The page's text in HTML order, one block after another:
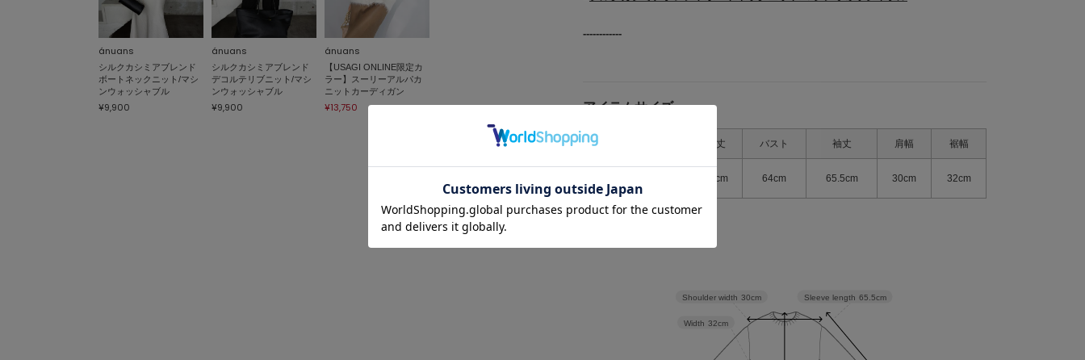
------------
アイテムサイズ
着丈 バスト 袖丈 肩幅 裾幅
60cm 64cm 65.5cm 30cm 32cm
Sleeve length 65.5cm
Width 32cm
Shoulder width 30cm
ánuans
シルクカシミアブレンド
ボートネックニット/マシ
ンウォッシャブル
¥9,900
ánuans
シルクカシミアブレンド
デコルテリブニット/マシ
ンウォッシャブル
¥9,900
ánuans
【USAGI ONLINE限定カ
ラー】スーリーアルパカ
ニットカーディガン
¥13,750